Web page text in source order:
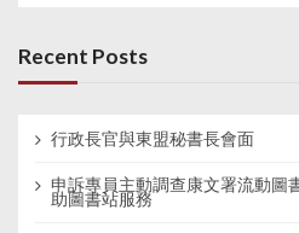
Recent Posts
行政長官與東盟秘書長會面
申訴專員主動調查康文署流動圖
助圖書站服務